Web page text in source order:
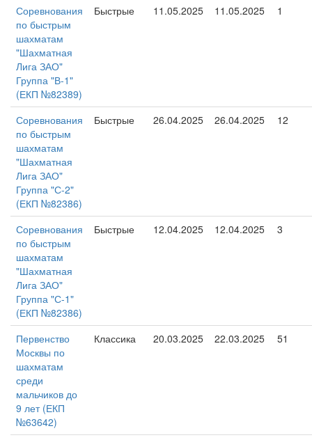
Соревнования
по быстрым
шахматам
"Шахматная
Лига ЗАО"
Группа "В-1"
(ЕКП №82389)
Быстрые 11.05.2025 11.05.2025 1
Соревнования
по быстрым
шахматам
"Шахматная
Лига ЗАО"
Группа "С-2"
(ЕКП №82386)
Быстрые 26.04.2025 26.04.2025 12
Соревнования
по быстрым
шахматам
"Шахматная
Лига ЗАО"
Группа "С-1"
(ЕКП №82386)
Быстрые 12.04.2025 12.04.2025 3
Первенство
Москвы по
шахматам
среди
мальчиков до
9 лет (ЕКП
№63642)
Классика 20.03.2025 22.03.2025 51